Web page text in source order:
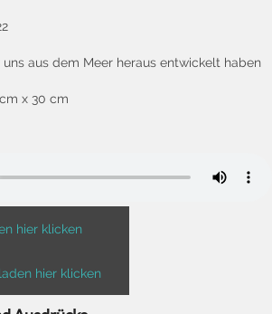
aus dem Meer heraus entwickelt haben
x 30 cm
hier klicken
hier klicken